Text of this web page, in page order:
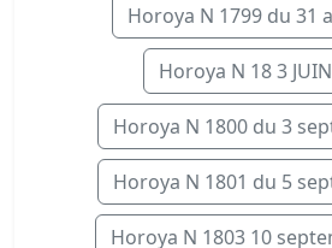
Horoya N 1799 du 31
Horoya N 18 3
Horoya N 1800 du 3
Horoya N 1801 du 5
Horoya N 1803 10